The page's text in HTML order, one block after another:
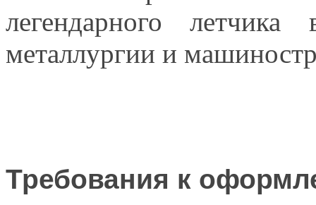
легендарного
металлургии и
Требования к